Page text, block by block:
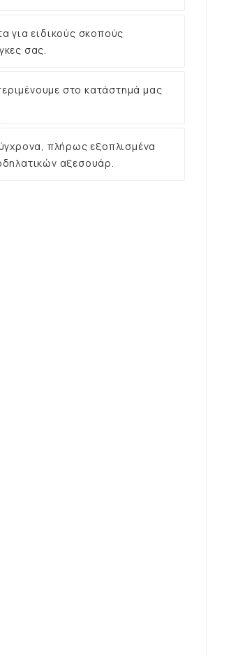
για ειδικούς σκοπούς
σας.
στο κατάστημά μας
πλήρως εξοπλισμένα
αξεσουάρ.